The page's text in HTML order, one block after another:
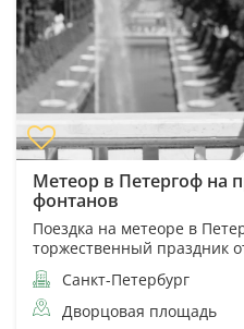
Метеор в Петергоф на
фонтанов
Поездка на метеоре в
торжественный праздник
Санкт-Петербург
Дворцовая площадь